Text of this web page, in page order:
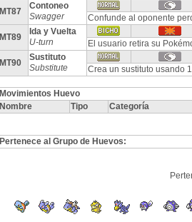
MT87
Contoneo
Swagger
Confunde al oponente
MT89
Ida y Vuelta
U-turn
El usuario retira su
MT90
Sustituto
Substitute
Crea un sustituto usando
Movimientos Huevo
Nombre
Tipo Categoría
Pertenece al Grupo de Huevos: